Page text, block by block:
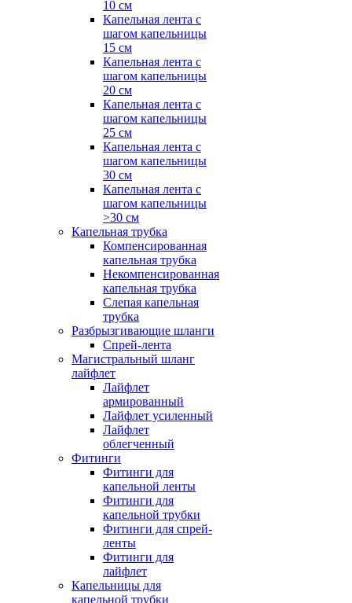
10 см
Капельная лента с
шагом капельницы
15 см
Капельная лента с
шагом капельницы
20 см
Капельная лента с
шагом капельницы
25 см
Капельная лента с
шагом капельницы
30 см
Капельная лента с
шагом капельницы
>30 см
Капельная трубка
Компенсированная
капельная трубка
Некомпенсированная
капельная трубка
Слепая капельная
трубка
Разбрызгивающие шланги
Спрей-лента
Магистральный шланг
лайфлет
Лайфлет
армированный
Лайфлет усиленный
Лайфлет
облегченный
Фитинги
Фитинги для
капельной ленты
Фитинги для
капельной трубки
Фитинги для спрей-
ленты
Фитинги для
лайфлет
Капельницы для
капельной трубки